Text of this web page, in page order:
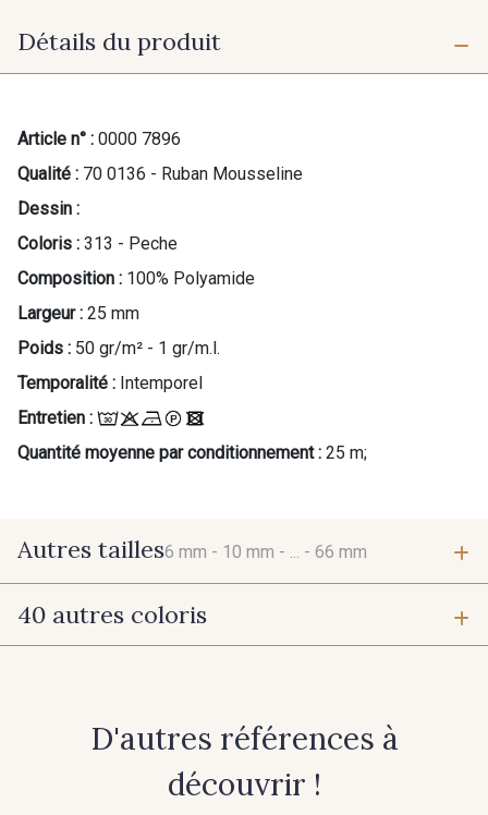
Détails du produit
Article n° : 0000 7896
Qualité : 70 0136 - Ruban Mousseline
Dessin :
Coloris : 313 - Peche
Composition : 100% Polyamide
Largeur : 25 mm
Poids : 50 gr/m² - 1 gr/m.l.
Temporalité : Intemporel
Entretien :
Quantité moyenne par conditionnement : 25 m;
Autres tailles6 mm - 10 mm - ... - 66 mm
6 mm
40 autres coloris
D'autres références à
découvrir !